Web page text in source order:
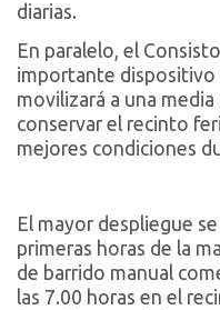
diarias.
En paralelo, el
importante dispositivo
movilizará a una
conservar el recinto
mejores condiciones
El mayor despliegue
primeras horas de la
de barrido manual
las 7.00 horas en el